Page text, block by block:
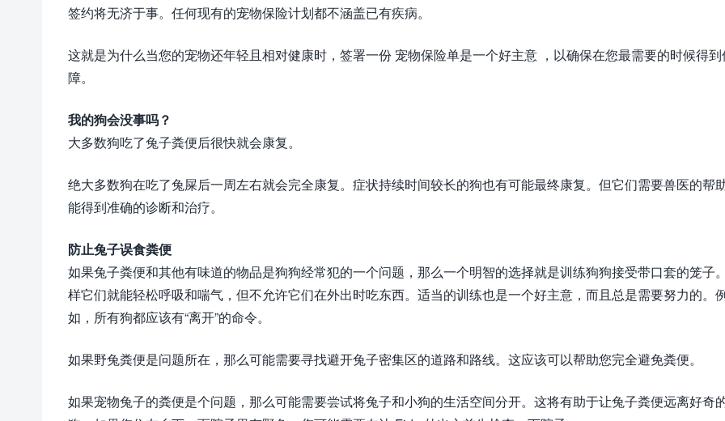
签约将无济于事。任何现有的宠物保险计划都不涵盖已有疾病。
这就是为什么当您的宠物还年轻且相对健康时，签署一份 宠物保险单是一个好主意 ，以确保在您最需要的时候得
障。
我的狗会没事吗？
大多数狗吃了兔子粪便后很快就会康复。
绝大多数狗在吃了兔屎后一周左右就会完全康复。症状持续时间较长的狗也有可能最终康复。但它们需要兽医的帮
能得到准确的诊断和治疗。
防止兔子误食粪便
如果兔子粪便和其他有味道的物品是狗狗经常犯的一个问题，那么一个明智的选择就是训练狗狗接受带口套的笼子
样它们就能轻松呼吸和喘气，但不允许它们在外出时吃东西。适当的训练也是一个好主意，而且总是需要努力的。
如，所有狗都应该有“离开”的命令。
如果野兔粪便是问题所在，那么可能需要寻找避开兔子密集区的道路和路线。这应该可以帮助您完全避免粪便。
如果宠物兔子的粪便是个问题，那么可能需要尝试将兔子和小狗的生活空间分开。这将有助于让兔子粪便远离好奇